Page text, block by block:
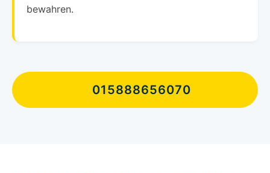
bewahren.
015888656070